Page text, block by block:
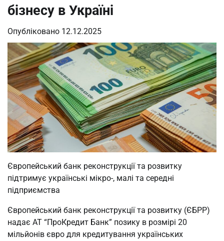
бізнесу в Україні
Опубліковано 12.12.2025
Європейський банк реконструкції та розвитку
підтримує українські мікро-, малі та середні
підприємства
Європейський банк реконструкції та розвитку (ЄБРР)
надає АТ “ПроКредит Банк” позику в розмірі 20
мільйонів євро для кредитування українських